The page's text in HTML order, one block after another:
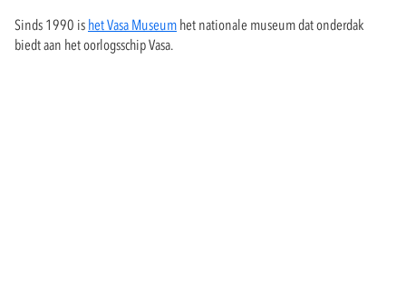
Sinds 1990 is het Vasa Museum het nationale museum dat onderdak
biedt aan het oorlogsschip Vasa.